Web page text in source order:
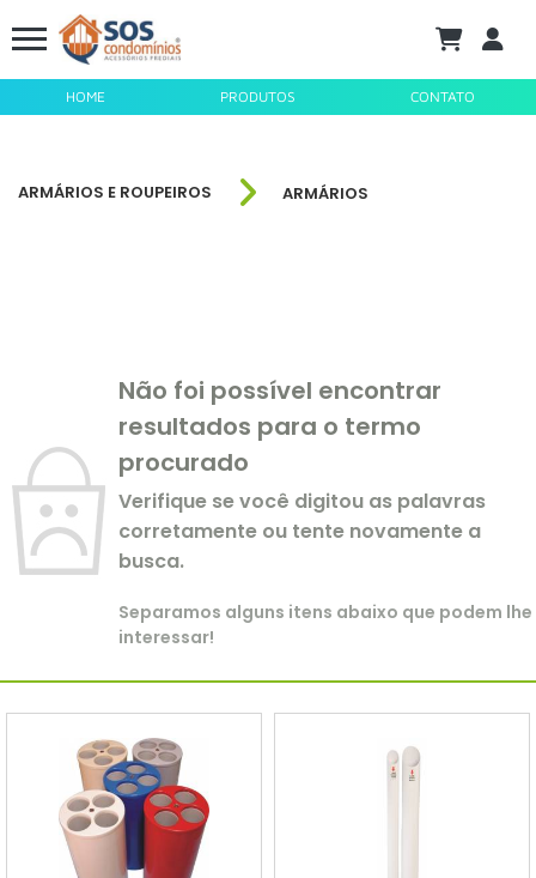
HOME PRODUTOS CONTATO
ARMÁRIOS E ROUPEIROS ARMÁRIOS
Não foi possível encontrar
resultados para o termo
procurado
Verifique se você digitou as palavras
corretamente ou tente novamente a
busca.
Separamos alguns itens abaixo que podem lhe
interessar!